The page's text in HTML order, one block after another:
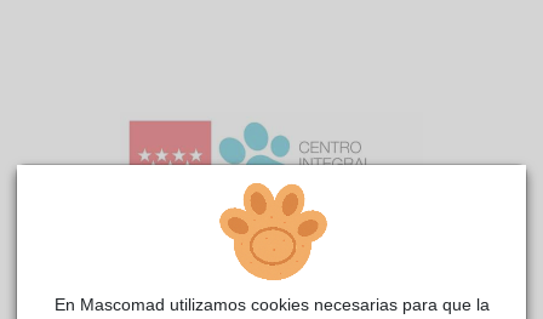
En Mascomad utilizamos cookies necesarias para que la